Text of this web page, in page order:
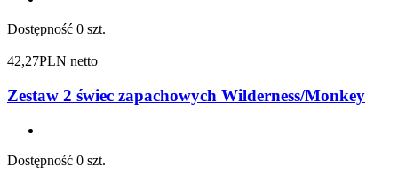
Dostępność 0 szt.
42,27PLN netto
Zestaw 2 świec zapachowych Wilderness/Monkey
Dostępność 0 szt.